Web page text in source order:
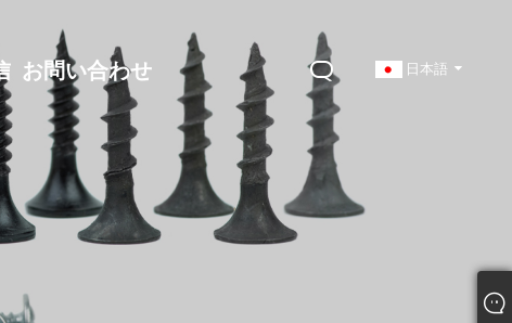
日本語
お問い合わせ